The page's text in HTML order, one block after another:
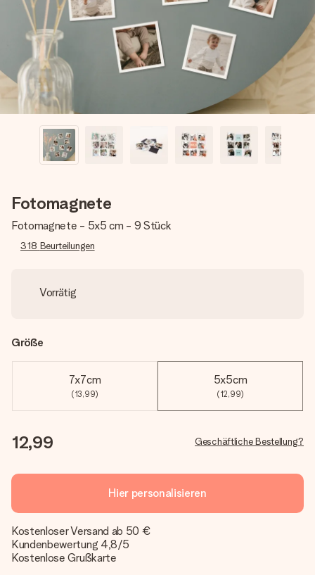
Montag - Freitag : 8:30 - 17:00 Uhr
Samstag - Sonntag : 8:30 - 13:00 Uhr
Fotomagnete
Fotomagnete - 5x5 cm - 9 Stück
318 Beurteilungen
Vorrätig
Größe
7x7cm
(13,99)
5x5cm
(12,99)
12,99 Geschäftliche Bestellung?
Hier personalisieren
Kostenloser Versand ab 50 €
Kundenbewertung 4,8/5
Kostenlose Grußkarte